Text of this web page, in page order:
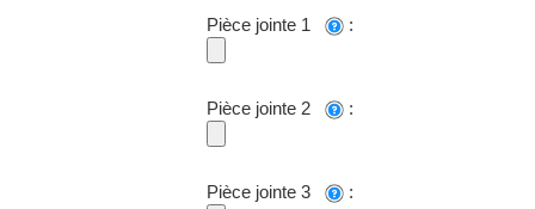
Pièce jointe 1 :
Pièce jointe 2 :
Pièce jointe 3 :